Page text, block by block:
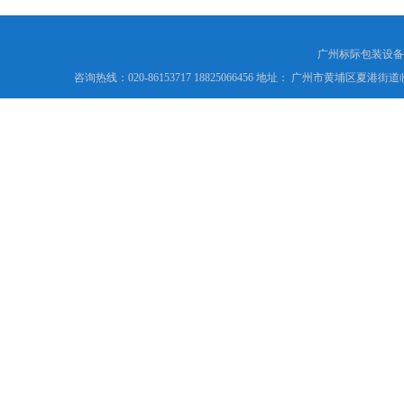
广州标际包装设
咨询热线：020-86153717 18825066456 地址： 广州市黄埔区夏港街